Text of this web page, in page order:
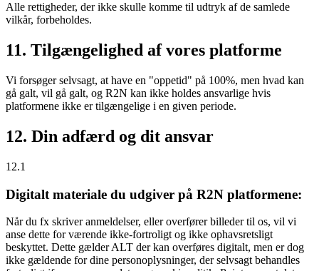
Alle rettigheder, der ikke skulle komme til udtryk af de samlede
vilkår, forbeholdes.
11. Tilgængelighed af vores platforme
Vi forsøger selvsagt, at have en "oppetid" på 100%, men hvad kan
gå galt, vil gå galt, og R2N kan ikke holdes ansvarlige hvis
platformene ikke er tilgængelige i en given periode.
12. Din adfærd og dit ansvar
12.1
Digitalt materiale du udgiver på R2N platformene:
Når du fx skriver anmeldelser, eller overfører billeder til os, vil vi
anse dette for værende ikke-fortroligt og ikke ophavsretsligt
beskyttet. Dette gælder ALT der kan overføres digitalt, men er dog
ikke gældende for dine personoplysninger, der selvsagt behandles